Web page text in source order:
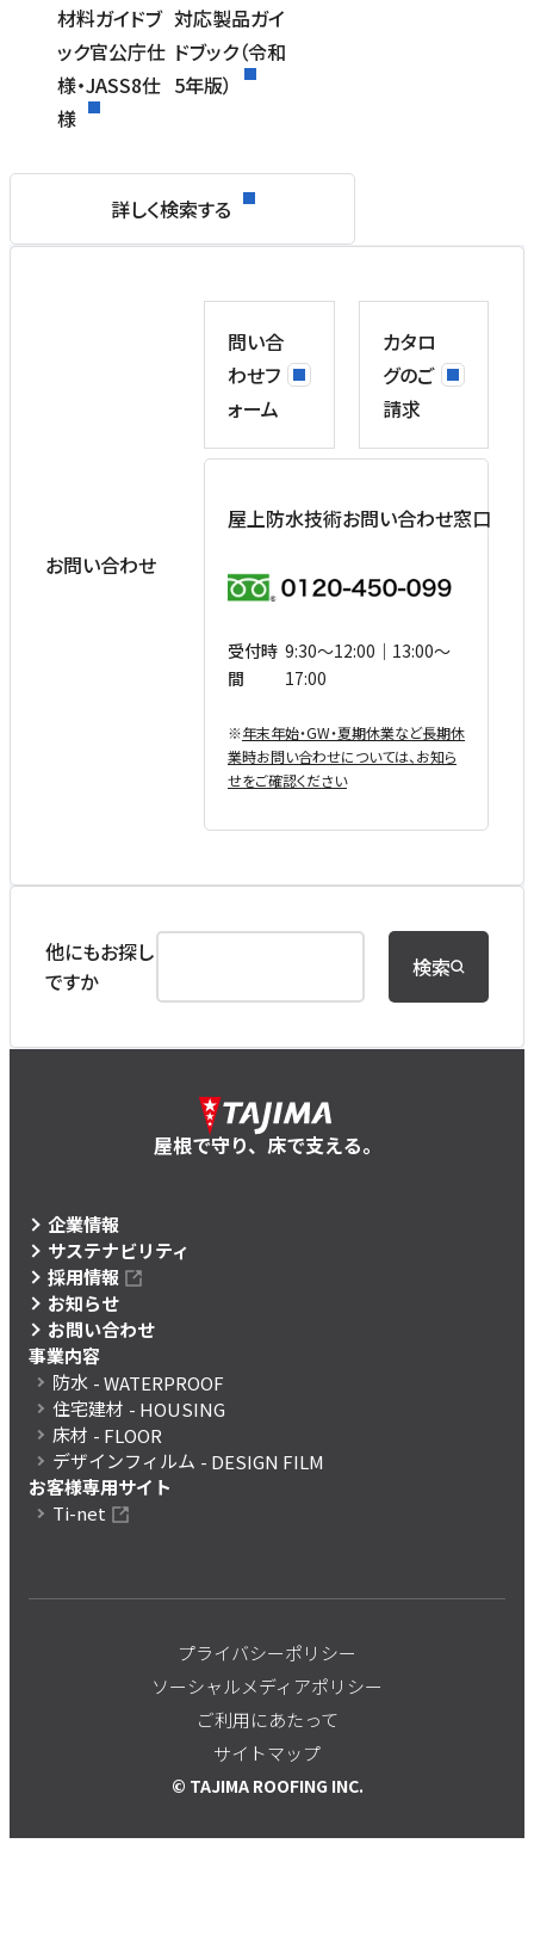
材料ガイドブ
ック官公庁仕
様・JASS8仕
様
対応製品ガイ
ドブック（令和
5年版）
詳しく検索する
お問い合わせ
問い合
わせフ
ォーム
カタロ
グのご
請求
屋上防水技術お問い合わせ窓口
受付時
間
9:30〜12:00｜13:00〜
17:00
※年末年始・GW・夏期休業など⻑期休
業時お問い合わせについては、お知ら
せをご確認ください
他にもお探し
ですか
検索
屋根で守り、床で支える。
企業情報
サステナビリティ
採用情報
お知らせ
お問い合わせ
事業内容
防水 - WATERPROOF
住宅建材 - HOUSING
床材 - FLOOR
デザインフィルム - DESIGN FILM
お客様専用サイト
Ti-net
プライバシーポリシー
ソーシャルメディアポリシー
ご利用にあたって
サイトマップ
© TAJIMA ROOFING INC.